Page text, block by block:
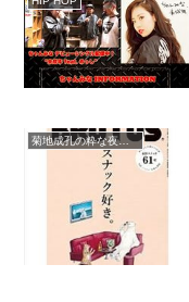
菊地成孔の粋な夜電波